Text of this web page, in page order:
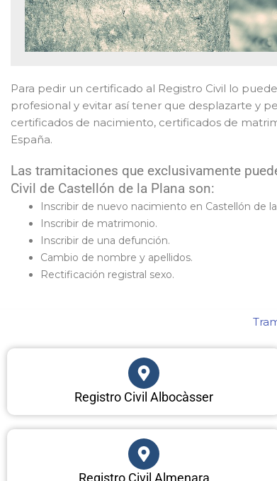
Para pedir un certificado al Registro Civil lo
profesional y evitar así tener que desplazarte y
certificados de nacimiento, certificados de
España.
Las tramitaciones que exclusivamente
Civil de Castellón de la Plana son:
Inscribir de nuevo nacimiento en Castellón de
Inscribir de matrimonio.
Inscribir de una defunción.
Cambio de nombre y apellidos.
Rectificación registral sexo.
Registro Civil Albocàsser
Registro Civil Almenara